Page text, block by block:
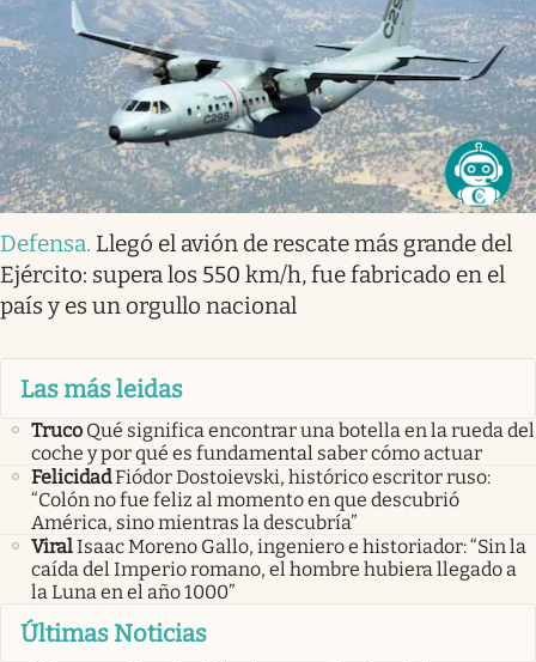
Defensa. Llegó el avión de rescate más grande del
Ejército: supera los 550 km/h, fue fabricado en el
país y es un orgullo nacional
Las más leidas
Truco Qué significa encontrar una botella en la rueda del
coche y por qué es fundamental saber cómo actuar
FelicidadFiódor Dostoievski, histórico escritor ruso:
“Colón no fue feliz al momento en que descubrió
América, sino mientras la descubría”
ViralIsaac Moreno Gallo, ingeniero e historiador: “Sin la
caída del Imperio romano, el hombre hubiera llegado a
la Luna en el año 1000”
Últimas Noticias